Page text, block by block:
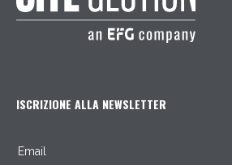
ISCRIZIONE ALLA NEWSLETTER